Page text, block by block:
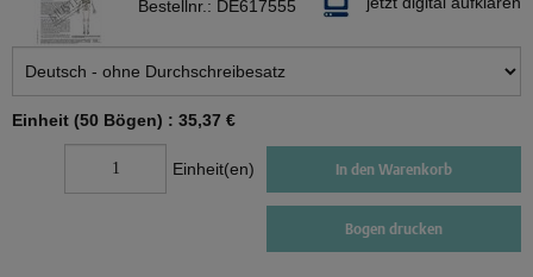
Bestellnr.: DE617555
Einheit (50 Bögen) : 35,37 €
Einheit(en) In den Warenkorb
Bogen drucken